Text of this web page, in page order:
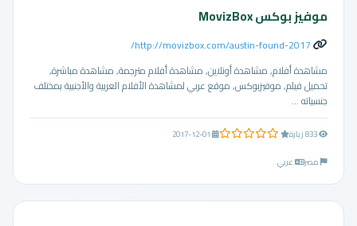
موفيز بوكس MovizBox
http://movizbox.com/austin-found-2017/
مشاهدة أفلام, مشاهدة أونلاين, مشاهدة أفلام مترجمة, مشاهدة مباشرة,
تحميل فيلم, موفيزبوكس, موقع عربي لمشاهدة الأفلام العربية والأجنبية بمختلف
جنسياته ...
0.0 من 5 نجوم
مصر
عربي